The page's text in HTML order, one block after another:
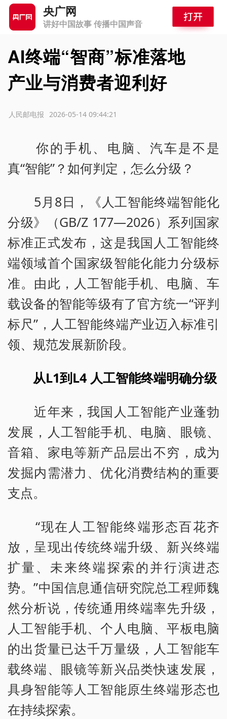
央广网
讲好中国故事 传播中国声音
AI终端“智商”标准落地
产业与消费者迎利好
2026-05-14 09:44:21
人民邮电报
你的手机、电脑、汽车是不是
真“智能”？如何判定，怎么分级？
5月8日，《人工智能终端智能化
分级》（GB/Z 177—2026）系列国家
标准正式发布，这是我国人工智能终
端领域首个国家级智能化能力分级标
准。由此，人工智能手机、电脑、车
载设备的智能等级有了官方统一“评判
标尺”，人工智能终端产业迈入标准引
领、规范发展新阶段。
从L1到L4 人工智能终端明确分级
近年来，我国人工智能产业蓬勃
发展，人工智能手机、电脑、眼镜、
音箱、家电等新产品层出不穷，成为
发掘内需潜力、优化消费结构的重要
支点。
“现在人工智能终端形态百花齐
放，呈现出传统终端升级、新兴终端
扩量、未来终端探索的并行演进态
势。”中国信息通信研究院总工程师魏
然分析说，传统通用终端率先升级，
人工智能手机、个人电脑、平板电脑
的出货量已达千万量级，人工智能车
载终端、眼镜等新兴品类快速发展，
具身智能等人工智能原生终端形态也
在持续探索。